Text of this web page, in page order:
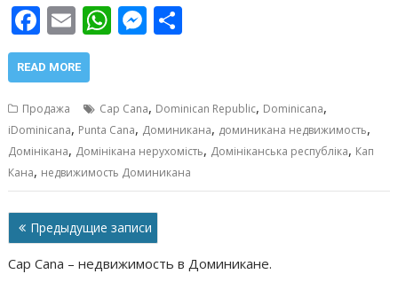
F
ac
e
b
o
o
k
E
m
ai
W
s
A
p
p
M
e
n
g
er
р
а
в
и
READ MORE
Продажа Cap Cana, Dominican Republic, Dominicana,
iDominicana, Punta Cana, Доминикана, доминикана недвижимость,
Домінікана, Домінікана нерухомість, Домініканська республіка, Кап
Кана, недвижимость Доминикана
Навигация
по
записям
Предыдущие записи
Cap Cana – недвижимость в Доминикане.